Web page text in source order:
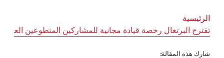
الرئيسية
تقترح البرتغال رخصة قيادة مجانية للمشاركين المتطوعين
شارك هذه المقالة: